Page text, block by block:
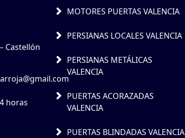
Castellón
horas
MOTORES PUERTAS VALENCIA
PERSIANAS LOCALES VALENCIA
PERSIANAS METÁLICAS
VALENCIA
PUERTAS ACORAZADAS
VALENCIA
PUERTAS BLINDADAS VALENCIA